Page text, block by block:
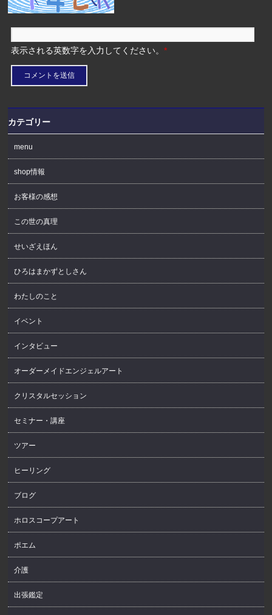
表示される英数字を入力してください。*
カテゴリー
menu
shop情報
お客様の感想
この世の真理
せいざえほん
ひろはまかずとしさん
わたしのこと
イベント
インタビュー
オーダーメイドエンジェルアート
クリスタルセッション
セミナー・講座
ツアー
ヒーリング
ブログ
ホロスコープアート
ポエム
介護
出張鑑定